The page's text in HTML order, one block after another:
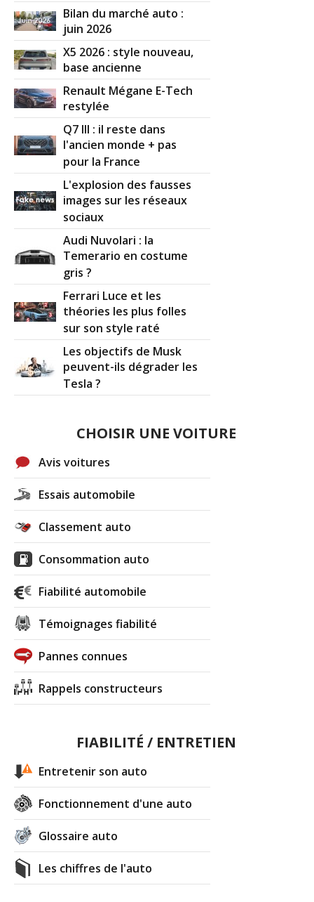
Bilan du marché auto :
juin 2026
X5 2026 : style nouveau,
base ancienne
Renault Mégane E-Tech
restylée
Q7 III : il reste dans
l'ancien monde + pas
pour la France
L'explosion des fausses
images sur les réseaux
sociaux
Audi Nuvolari : la
Temerario en costume
gris ?
Ferrari Luce et les
théories les plus folles
sur son style raté
Les objectifs de Musk
peuvent-ils dégrader les
Tesla ?
CHOISIR UNE VOITURE
Avis voitures
Essais automobile
Classement auto
Consommation auto
Fiabilité automobile
Témoignages fiabilité
Pannes connues
Rappels constructeurs
FIABILITÉ / ENTRETIEN
Entretenir son auto
Fonctionnement d'une auto
Glossaire auto
Les chiffres de l'auto